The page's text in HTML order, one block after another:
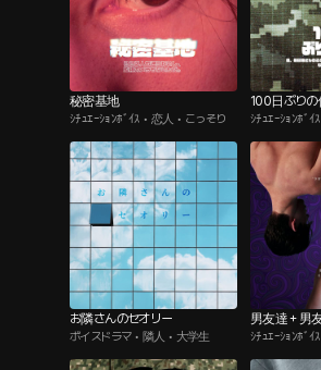
秘密基地
ｼﾁｭｴｰｼｮﾝﾎﾞｲｽ • 恋人 • こっそり
100日ぶりの
ｼﾁｭｴｰｼｮﾝﾎﾞｲ
お隣さんのセオリー
ボイスドラマ • 隣人 • 大学生
男友達＋男
ｼﾁｭｴｰｼｮﾝﾎﾞｲ